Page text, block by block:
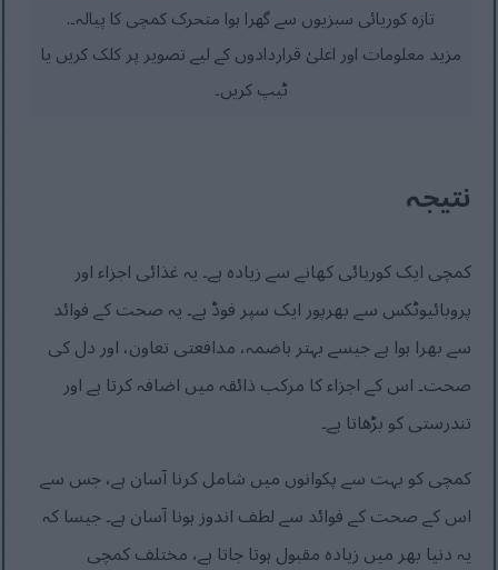
تازہ کوریائی سبزیوں سے گھرا ہوا متحرک کمچی کا پیالہ۔.
مزید معلومات اور اعلیٰ قراردادوں کے لیے تصویر پر کلک کریں یا
ٹیپ کریں۔
نتیجہ
کمچی ایک کوریائی کھانے سے زیادہ ہے۔ یہ غذائی اجزاء اور
پروبائیوٹکس سے بھرپور ایک سپر فوڈ ہے۔ یہ صحت کے فوائد
سے بھرا ہوا ہے جیسے بہتر ہاضمہ، مدافعتی تعاون، اور دل کی
صحت۔ اس کے اجزاء کا مرکب ذائقہ میں اضافہ کرتا ہے اور
تندرستی کو بڑھاتا ہے۔
کمچی کو بہت سے پکوانوں میں شامل کرنا آسان ہے، جس سے
اس کے صحت کے فوائد سے لطف اندوز ہونا آسان ہے۔ جیسا کہ
یہ دنیا بھر میں زیادہ مقبول ہوتا جاتا ہے، مختلف کمچی